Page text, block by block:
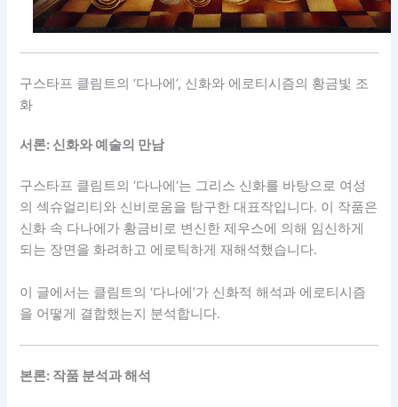
구스타프 클림트의 ‘다나에’, 신화와 에로티시즘의 황금빛 조
화
서론: 신화와 예술의 만남
구스타프 클림트의 ‘다나에’는 그리스 신화를 바탕으로 여성
의 섹슈얼리티와 신비로움을 탐구한 대표작입니다. 이 작품은
신화 속 다나에가 황금비로 변신한 제우스에 의해 임신하게
되는 장면을 화려하고 에로틱하게 재해석했습니다.
이 글에서는 클림트의 ‘다나에’가 신화적 해석과 에로티시즘
을 어떻게 결합했는지 분석합니다.
본론: 작품 분석과 해석